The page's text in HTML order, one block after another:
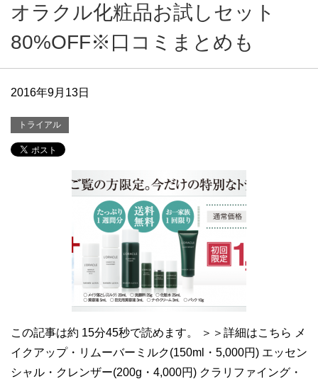
オラクル化粧品お試しセット
80%OFF※口コミまとめも
2016年9月13日
トライアル
この記事は約 15分45秒で読めます。 ＞＞詳細はこちら メ
イクアップ・リムーバーミルク(150ml・5,000円) エッセン
シャル・クレンザー(200g・4,000円) クラリファイング・